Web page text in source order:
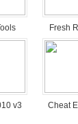
Fresh
v3 Cheat